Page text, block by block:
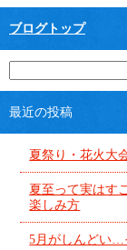
ブログトップ
最近の投稿
夏祭り・花火大
夏至って実はす
楽しみ方
5月がしんどい…